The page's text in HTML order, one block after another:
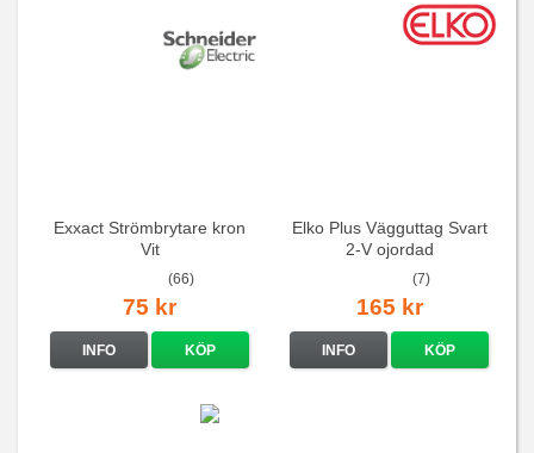
Exxact Strömbrytare kron
Vit
(66)
75 kr
INFO KÖP
Elko Plus Vägguttag Svart
2-V ojordad
(7)
165 kr
INFO KÖP